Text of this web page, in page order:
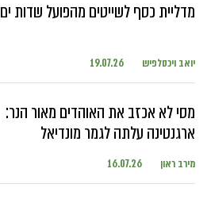
מדליית כסף לשייטים מהפועל שדות ים
יואב ויכסלפיש 19.07.26
מסי לא אכזב את האוהדים מאור הנר:
ארגנטינה עלתה לגמר מונדיאל
מירב ראון 16.07.26